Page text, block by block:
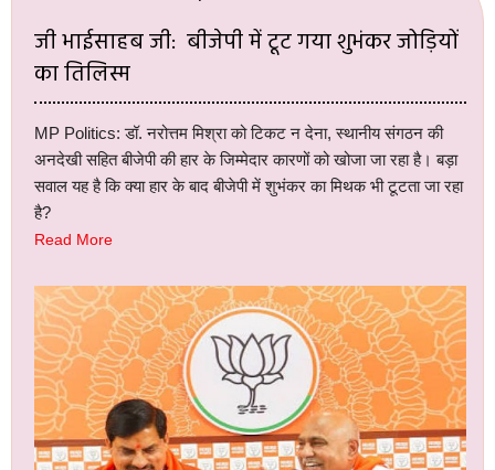
जी भाईसाहब जी: बीजेपी में टूट गया शुभंकर जोड़ियों
का तिलिस्म
MP Politics: डॉ. नरोत्तम मिश्रा को टिकट न देना, स्थानीय संगठन की
अनदेखी सहित बीजेपी की हार के जिम्मेदार कारणों को खोजा जा रहा है। बड़ा
सवाल यह है कि क्या हार के बाद बीजेपी में शुभंकर का मिथक भी टूटता जा रहा
है?
Read More